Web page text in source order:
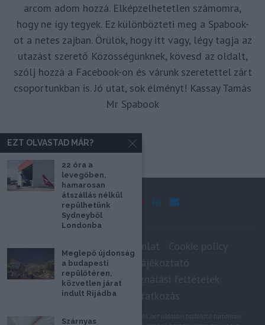
arcom adom hozzá. Elképzelhetetlen számomra,
hogy ne így tegyek. Ez különbözteti meg a Spabook-
ot a netes zajban. Örülök, hogy itt vagy, légy tagja az
utazást szerető Közösségünknek, kövesd az oldalt,
szólj hozzá a Facebook-on és várunk szeretettel zárt
csoportunkban is. Jó utat, sok élményt! Kassay Tamás
Mr Spabook
Impresszum
Adatkezelési tájékoztató
Szerzői jogok, felhasználási feltételek
Hírlevél feliratkozás
@2020 - Minden jog fenntartva. A Spabook.net oldalain található tartalmak
EZT OLVASTAD MÁR?
22 óra a
levegőben,
hamarosan
átszállás nélkül
repülhetünk
Sydneyből
Londonba
Meglepő újdonság
a budapesti
repülőtéren,
közvetlen járat
indult Rijádba
Szárnyas